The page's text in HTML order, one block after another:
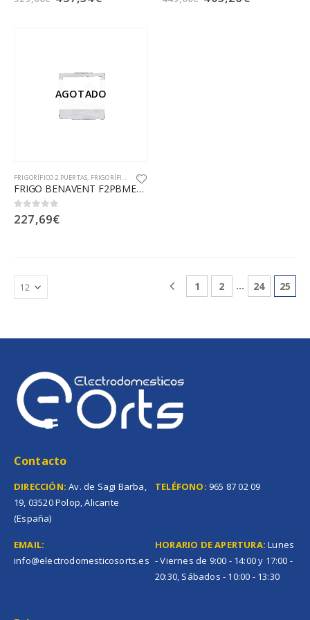
AGOTADO
FRIGORÍFICO 2 PUERTAS, FRIGORÍFICOS FRIO
FRIGO BENAVENT F2PBME14355W 143X54 E
0out of 5
227,69€
1 2 … 24 25
Contacto
DIRECCIÓN: Av. de Sagi Barba,
19, 03520 Polop, Alicante
(España)
TELÉFONO: 965 87 02 09
EMAIL:
info@electrodomesticosorts.es
HORARIO DE APERTURA: Lunes
- Viernes de 9:00 - 14:00 y 17:00 -
20:30, Sábados - 10:00 - 13:30